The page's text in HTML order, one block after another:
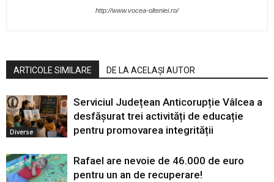
http://www.vocea-olteniei.ro/
ARTICOLE SIMILARE DE LA ACELAȘI AUTOR
Diverse
Serviciul Județean Anticorupție Vâlcea a
desfășurat trei activități de educație
pentru promovarea integrității
Rafael are nevoie de 46.000 de euro
pentru un an de recuperare!